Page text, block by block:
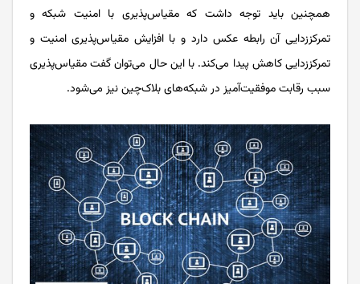
همچنین باید توجه داشت که مقیاس‌پذیری با امنیت شبکه و
تمرکززدایی آن رابطه عکس دارد و با افزایش مقیاس‌پذیری امنیت و
تمرکززدایی کاهش پیدا می‌کند. با این حال می‌توان گفت مقیاس‌پذیری
سبب رقابت موفقیت‌آمیز در شبکه‌های بلاک‌چین نیز می‌شود.